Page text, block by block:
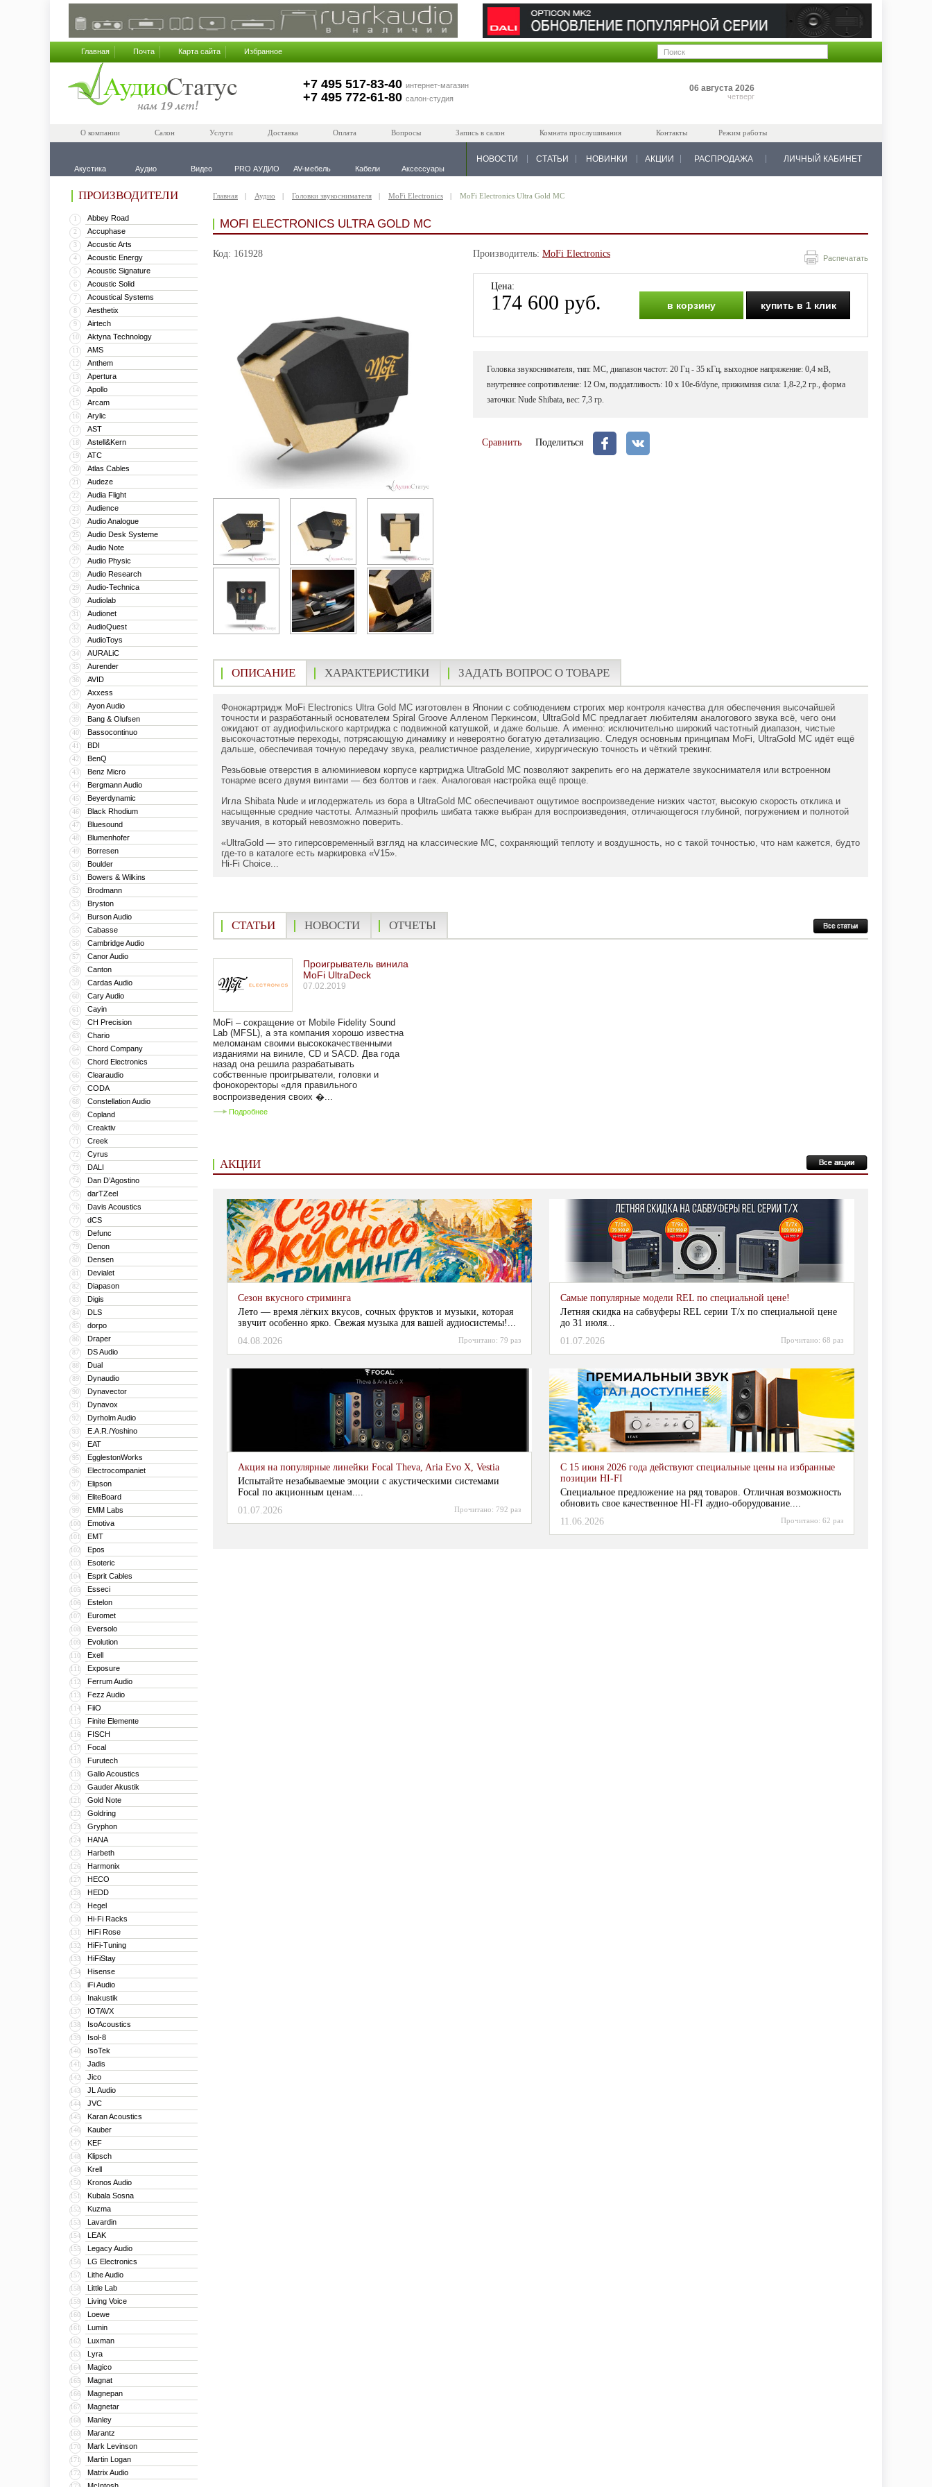
Главная Почта Карта сайта Избранное
+7 495 517-83-40 интернет-магазин
+7 495 772-61-80 салон-студия
06 августа 2026
четверг
О компании Салон Услуги Доставка Оплата Вопросы Запись в салон Комната прослушивания Контакты Режим работы
Акустика Аудио Видео PRO АУДИО AV-мебель Кабели Аксессуары
НОВОСТИ СТАТЬИ НОВИНКИ АКЦИИ РАСПРОДАЖА ЛИЧНЫЙ КАБИНЕТ
ПРОИЗВОДИТЕЛИ
1 Abbey Road
2 Accuphase
3 Accustic Arts
4 Acoustic Energy
5 Acoustic Signature
6 Acoustic Solid
7 Acoustical Systems
8 Aesthetix
9 Airtech
10 Aktyna Technology
11 AMS
12 Anthem
13 Apertura
14 Apollo
15 Arcam
16 Arylic
17 AST
18 Astell&Kern
19 ATC
20 Atlas Cables
21 Audeze
22 Audia Flight
23 Audience
24 Audio Analogue
25 Audio Desk Systeme
26 Audio Note
27 Audio Physic
28 Audio Research
29 Audio-Technica
30 Audiolab
31 Audionet
32 AudioQuest
33 AudioToys
34 AURALiC
35 Aurender
36 AVID
37 Axxess
38 Ayon Audio
39 Bang & Olufsen
40 Bassocontinuo
41 BDI
42 BenQ
43 Benz Micro
44 Bergmann Audio
45 Beyerdynamic
46 Black Rhodium
47 Bluesound
48 Blumenhofer
49 Borresen
50 Boulder
51 Bowers & Wilkins
52 Brodmann
53 Bryston
54 Burson Audio
55 Cabasse
56 Cambridge Audio
57 Canor Audio
58 Canton
59 Cardas Audio
60 Cary Audio
61 Cayin
62 CH Precision
63 Chario
64 Chord Company
65 Chord Electronics
66 Clearaudio
67 CODA
68 Constellation Audio
69 Copland
70 Creaktiv
71 Creek
72 Cyrus
73 DALI
74 Dan D’Agostino
75 darTZeel
76 Davis Acoustics
77 dCS
78 Defunc
79 Denon
80 Densen
81 Devialet
82 Diapason
83 Digis
84 DLS
85 dorpo
86 Draper
87 DS Audio
88 Dual
89 Dynaudio
90 Dynavector
91 Dynavox
92 Dyrholm Audio
93 E.A.R./Yoshino
94 EAT
95 EgglestonWorks
96 Electrocompaniet
97 Elipson
98 EliteBoard
99 EMM Labs
100 Emotiva
101 EMT
102 Epos
103 Esoteric
104 Esprit Cables
105 Esseci
106 Estelon
107 Euromet
108 Eversolo
109 Evolution
110 Exell
111 Exposure
112 Ferrum Audio
113 Fezz Audio
114 FiiO
115 Finite Elemente
116 FISCH
117 Focal
118 Furutech
119 Gallo Acoustics
120 Gauder Akustik
121 Gold Note
122 Goldring
123 Gryphon
124 HANA
125 Harbeth
126 Harmonix
127 HECO
128 HEDD
129 Hegel
130 Hi-Fi Racks
131 HiFi Rose
132 HiFi-Tuning
133 HiFiStay
134 Hisense
135 iFi Audio
136 Inakustik
137 IOTAVX
138 IsoAcoustics
139 Isol-8
140 IsoTek
141 Jadis
142 Jico
143 JL Audio
144 JVC
145 Karan Acoustics
146 Kauber
147 KEF
148 Klipsch
149 Krell
150 Kronos Audio
151 Kubala Sosna
152 Kuzma
153 Lavardin
154 LEAK
155 Legacy Audio
156 LG Electronics
157 Lithe Audio
158 Little Lab
159 Living Voice
160 Loewe
161 Lumin
162 Luxman
163 Lyra
164 Magico
165 Magnat
166 Magnepan
167 Magnetar
168 Manley
169 Marantz
170 Mark Levinson
171 Martin Logan
172 Matrix Audio
Главная Аудио Головки звукоснимателя MoFi Electronics MoFi Electronics Ultra Gold MC
MOFI ELECTRONICS ULTRA GOLD MC
Код: 161928 Распечатать
Производитель: MoFi Electronics
Цена:
174 600 руб. в корзину купить в 1 клик
Головка звукоснимателя, тип: МC, диапазон частот: 20 Гц - 35 кГц, выходное напряжение: 0,4 мВ,
внутреннее сопротивление: 12 Ом, поддатливость: 10 x 10e-6/dyne, прижимная сила: 1,8-2,2 гр., форма
заточки: Nude Shibata, вес: 7,3 гр.
Сравнить Поделиться
ОПИСАНИЕ ХАРАКТЕРИСТИКИ ЗАДАТЬ ВОПРОС О ТОВАРЕ
Фонокартридж MoFi Electronics Ultra Gold MC изготовлен в Японии с соблюдением строгих мер контроля качества для обеспечения высочайшей
точности и разработанный основателем Spiral Groove Алленом Перкинсом, UltraGold MC предлагает любителям аналогового звука всё, чего они
ожидают от аудиофильского картриджа с подвижной катушкой, и даже больше. А именно: исключительно широкий частотный диапазон, чистые
высокочастотные переходы, потрясающую динамику и невероятно богатую детализацию. Следуя основным принципам MoFi, UltraGold MC идёт ещё
дальше, обеспечивая точную передачу звука, реалистичное разделение, хирургическую точность и чёткий трекинг.
Резьбовые отверстия в алюминиевом корпусе картриджа UltraGold MC позволяют закрепить его на держателе звукоснимателя или встроенном
тонарме всего двумя винтами — без болтов и гаек. Аналоговая настройка ещё проще.
Игла Shibata Nude и иглодержатель из бора в UltraGold MC обеспечивают ощутимое воспроизведение низких частот, высокую скорость отклика и
насыщенные средние частоты. Алмазный профиль шибата также выбран для воспроизведения, отличающегося глубиной, погружением и полнотой
звучания, в который невозможно поверить.
«UltraGold — это гиперсовременный взгляд на классические MC, сохраняющий теплоту и воздушность, но с такой точностью, что нам кажется, будто
где-то в каталоге есть маркировка «V15».
Hi-Fi Choice...
СТАТЬИ НОВОСТИ ОТЧЕТЫ
Проигрыватель винила
MoFi UltraDeck
07.02.2019
MoFi – сокращение от Mobile Fidelity Sound
Lab (MFSL), а эта компания хорошо известна
меломанам своими высококачественными
изданиями на виниле, CD и SACD. Два года
назад она решила разрабатывать
собственные проигрыватели, головки и
фонокоректоры «для правильного
воспроизведения своих �...
Подробнее
АКЦИИ
Сезон вкусного стриминга
Лето — время лёгких вкусов, сочных фруктов и музыки, которая
звучит особенно ярко. Свежая музыка для вашей аудиосистемы!...
04.08.2026
Прочитано: 79 раз
Самые популярные модели REL по специальной цене!
Летняя скидка на сабвуферы REL серии T/x по специальной цене
до 31 июля...
01.07.2026
Прочитано: 68 раз
Акция на популярные линейки Focal Theva, Aria Evo X, Vestia
Испытайте незабываемые эмоции с акустическими системами
Focal по акционным ценам....
01.07.2026
Прочитано: 792 раз
С 15 июня 2026 года действуют специальные цены на избранные
позиции HI-FI
Специальное предложение на ряд товаров. Отличная возможность
обновить свое качественное HI-FI аудио-оборудование....
11.06.2026
Прочитано: 62 раз